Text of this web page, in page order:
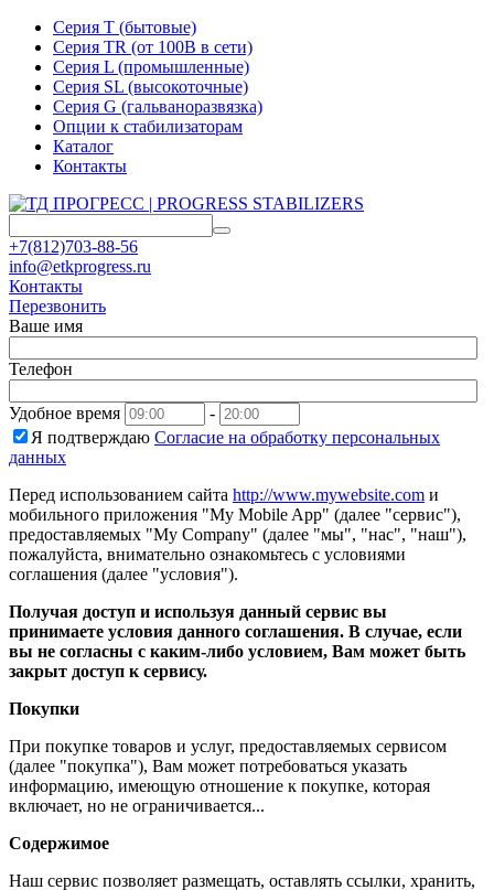
Серия T (бытовые)
Серия TR (от 100В в сети)
Серия L (промышленные)
Серия SL (высокоточные)
Серия G (гальваноразвязка)
Опции к стабилизаторам
Каталог
Контакты
+7(812)703-88-56
info@etkprogress.ru
Контакты
Перезвонить
Ваше имя
Телефон
Удобное время
-
Я подтверждаю Согласие на обработку персональных
данных
Перед использованием сайта http://www.mywebsite.com и
мобильного приложения "My Mobile App" (далее "сервис"),
предоставляемых "My Company" (далее "мы", "нас", "наш"),
пожалуйста, внимательно ознакомьтесь с условиями
соглашения (далее "условия").
Получая доступ и используя данный сервис вы
принимаете условия данного соглашения. В случае, если
вы не согласны с каким-либо условием, Вам может быть
закрыт доступ к сервису.
Покупки
При покупке товаров и услуг, предоставляемых сервисом
(далее "покупка"), Вам может потребоваться указать
информацию, имеющую отношение к покупке, которая
включает, но не ограничивается...
Содержимое
Наш сервис позволяет размещать, оставлять ссылки, хранить,